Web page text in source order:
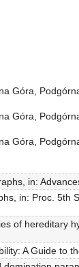
Góra,
Góra,
Góra,
in:
in: Proc.
of hereditary
A Guide to